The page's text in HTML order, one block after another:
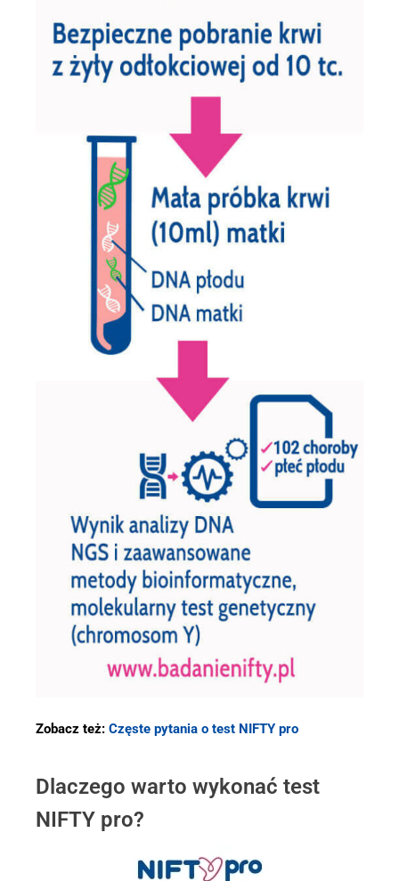
Zobacz też: Częste pytania o test NIFTY pro
Dlaczego warto wykonać test
NIFTY pro?